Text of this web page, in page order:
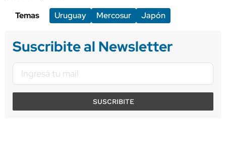
Temas
Uruguay Mercosur Japón
Suscribite al Newsletter
SUSCRIBITE